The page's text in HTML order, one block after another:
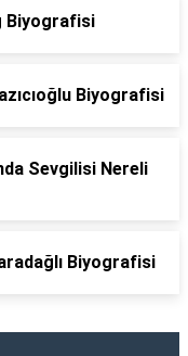
Biyografisi
Biyografisi
Sevgilisi Nereli
Biyografisi